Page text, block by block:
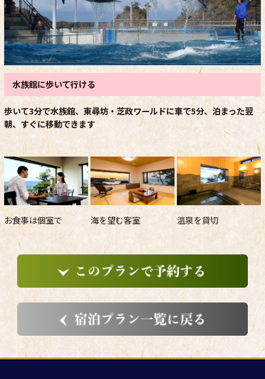
水族館に歩いて行ける
歩いて3分で水族館、東尋坊・芝政ワールドに車で5分、泊まった翌
朝、すぐに移動できます
お食事は個室で 海を望む客室 温泉を貸切